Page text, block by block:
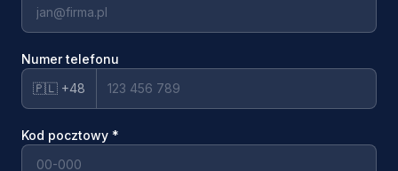
Numer telefonu
🇵🇱 +48
Kod pocztowy *